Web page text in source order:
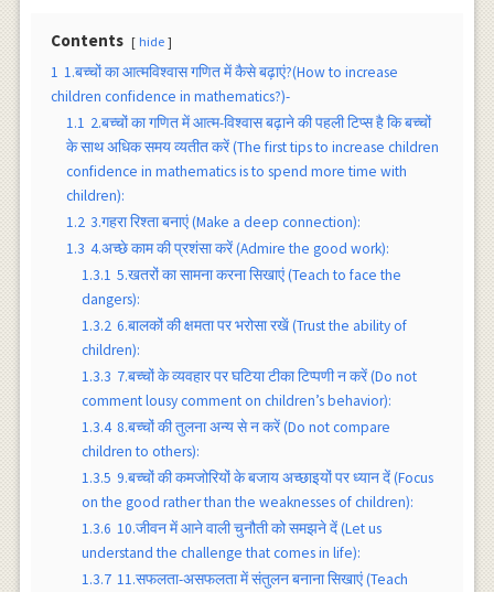
Contents hide
1 1.बच्चों का आत्मविश्वास गणित में कैसे बढ़ाएं?(How to increase
children confidence in mathematics?)-
1.1 2.बच्चों का गणित में आत्म-विश्वास बढ़ाने की पहली टिप्स है कि बच्चों
के साथ अधिक समय व्यतीत करें (The first tips to increase children
confidence in mathematics is to spend more time with
children):
1.2 3.गहरा रिश्ता बनाएं (Make a deep connection):
1.3 4.अच्छे काम की प्रशंसा करें (Admire the good work):
1.3.1 5.खतरों का सामना करना सिखाएं (Teach to face the
dangers):
1.3.2 6.बालकों की क्षमता पर भरोसा रखें (Trust the ability of
children):
1.3.3 7.बच्चों के व्यवहार पर घटिया टीका टिप्पणी न करें (Do not
comment lousy comment on children’s behavior):
1.3.4 8.बच्चों की तुलना अन्य से न करें (Do not compare
children to others):
1.3.5 9.बच्चों की कमजोरियों के बजाय अच्छाइयों पर ध्यान दें (Focus
on the good rather than the weaknesses of children):
1.3.6 10.जीवन में आने वाली चुनौती को समझने दें (Let us
understand the challenge that comes in life):
1.3.7 11.सफलता-असफलता में संतुलन बनाना सिखाएं (Teach